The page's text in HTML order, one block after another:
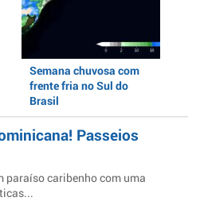
Semana chuvosa com
frente fria no Sul do
Brasil
Passeios
paraíso caribenho com uma